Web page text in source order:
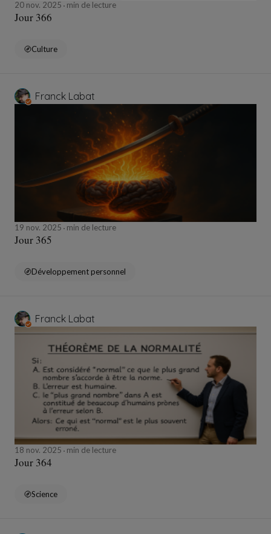
20 nov. 2025 min de lecture
Jour 366
Culture
Franck Labat
19 nov. 2025 min de lecture
Jour 365
Développement personnel
Franck Labat
18 nov. 2025 min de lecture
Jour 364
Science